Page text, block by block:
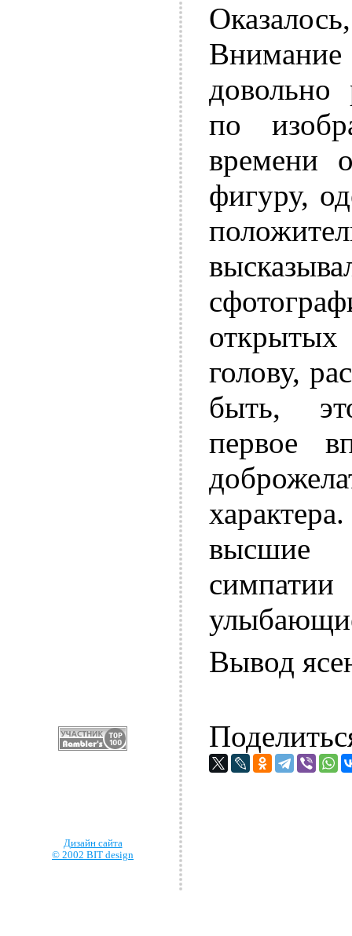
довольно
по
времени
фигуру,
голову,
быть,
первое
высшие
Вывод
Дизайн сайта
© 2002 BIT design